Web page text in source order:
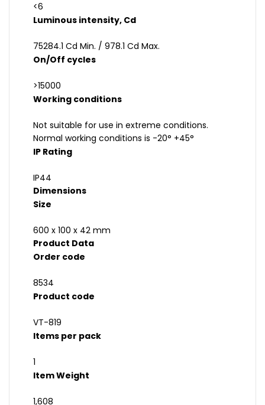
<6
Luminous intensity, Cd
75284.1 Cd Min. / 978.1 Cd Max.
On/Off cycles
>15000
Working conditions
Not suitable for use in extreme conditions.
Normal working conditions is -20° +45°
IP Rating
IP44
Dimensions
Size
600 x 100 x 42 mm
Product Data
Order code
8534
Product code
VT-819
Items per pack
1
Item Weight
1,608